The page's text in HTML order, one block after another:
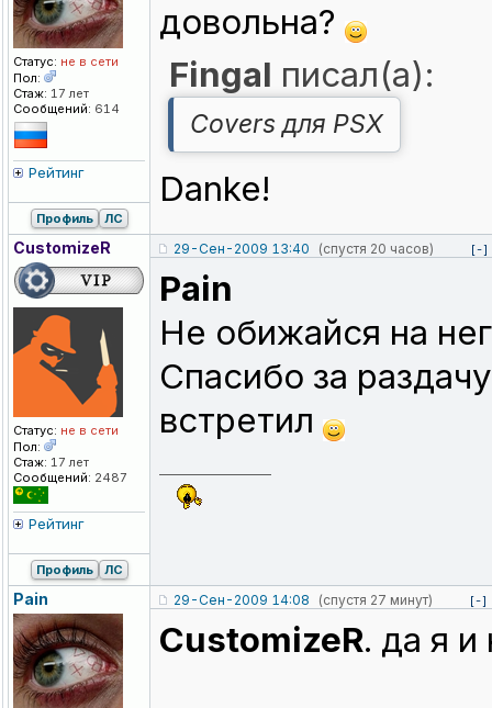
Статус: не в сети
Пол:
Стаж: 17 лет
Сообщений: 614
Рейтинг
довольна?
Fingal писал(а):
Covers для PSX
Danke!
Профиль ЛС
CustomizeR
Статус: не в сети
Пол:
Стаж: 17 лет
Сообщений: 2487
Рейтинг
29-Сен-2009 13:40 (спустя 20 часов) [-]
Pain
Не обижайся на
Спасибо за
встретил
Профиль ЛС
Pain 29-Сен-2009 14:08 (спустя 27 минут) [-]
CustomizeR. да я